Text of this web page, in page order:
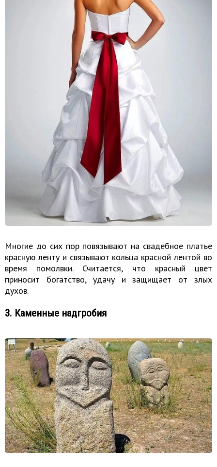
Многие до сих пор повязывают на свадебное платье
красную ленту и связывают кольца красной лентой во
время помолвки. Считается, что красный цвет
приносит богатство, удачу и защищает от злых
духов.
3. Каменные надгробия